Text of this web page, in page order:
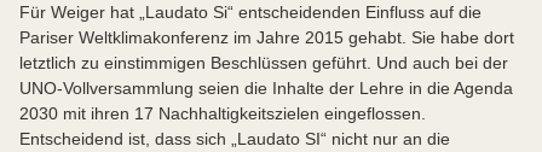
Für Weiger hat „Laudato Si“ entscheidenden Einfluss auf die
Pariser Weltklimakonferenz im Jahre 2015 gehabt. Sie habe dort
letztlich zu einstimmigen Beschlüssen geführt. Und auch bei der
UNO-Vollversammlung seien die Inhalte der Lehre in die Agenda
2030 mit ihren 17 Nachhaltigkeitszielen eingeflossen.
Entscheidend ist, dass sich „Laudato SI“ nicht nur an die